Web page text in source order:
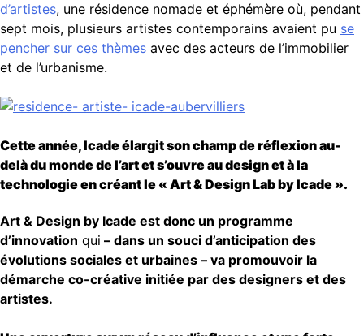
d’artistes, une résidence nomade et éphémère où, pendant
sept mois, plusieurs artistes contemporains avaient pu se
pencher sur ces thèmes avec des acteurs de l’immobilier
et de l’urbanisme.
Cette année, Icade élargit son champ de réflexion au-
delà du monde de l’art et s’ouvre au design et à la
technologie en créant le « Art & Design Lab by Icade ».
Art & Design by Icade est donc un programme
d’innovation qui – dans un souci d’anticipation des
évolutions sociales et urbaines – va promouvoir la
démarche co-créative initiée par des designers et des
artistes.